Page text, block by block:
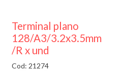
Terminal plano
128/A3/3.2x3.5mm
/R x und
Cod: 21274